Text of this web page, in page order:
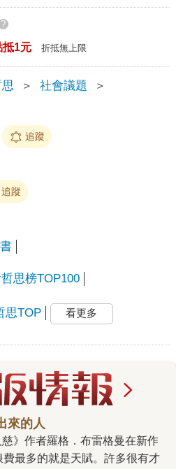
?
抵1元 折抵無上限
＞ 社會議題
＞
追蹤
追蹤
思榜TOP100
思TOP 看更多
來的人
費最多的就是天賦。許多很有才